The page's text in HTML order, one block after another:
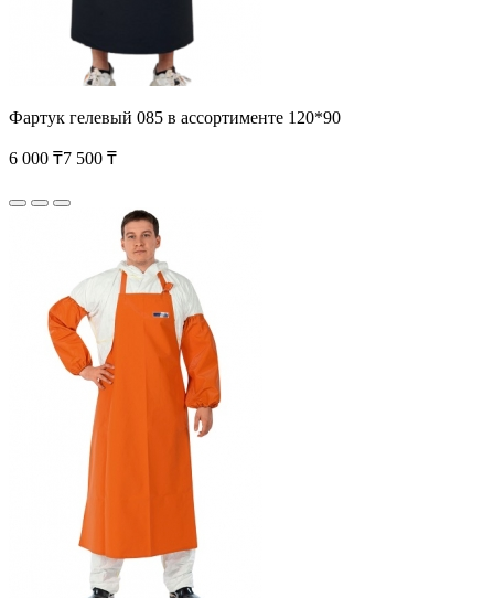
Фартук гелевый 085 в ассортименте 120*90
6 000 ₸7 500 ₸